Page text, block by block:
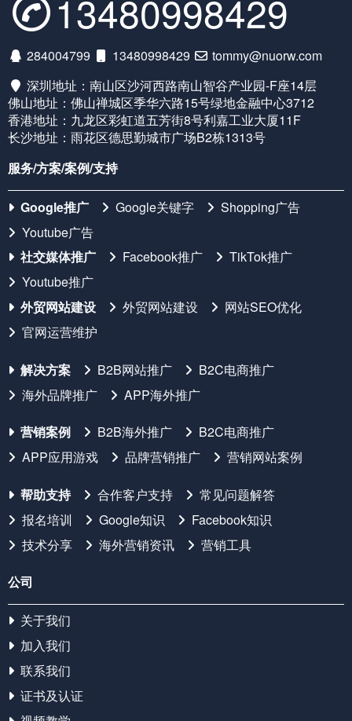
13480998429
284004799 13480998429
tommy@nuorw.com
深圳地址：南山区沙河西路南山智谷产业园-F座14层
佛山地址：佛山禅城区季华六路15号绿地金融中心3712
香港地址：九龙区彩虹道五芳街8号利嘉工业大厦11F
长沙地址：雨花区德思勤城市广场B2栋1313号
服务/方案/案例/支持
Google推广 Google关键字
Shopping广告
Youtube广告
社交媒体推广
Facebook推广
TikTok推广
Youtube推广
外贸网站建设
外贸网站建设
网站SEO优化
官网运营维护
解决方案 B2B网站推广
B2C电商推广
海外品牌推广
APP海外推广
营销案例 B2B海外推广
B2C电商推广
APP应用游戏
品牌营销推广 营销网站案例
帮助支持 合作客户支持
常见问题解答
报名培训
Google知识
Facebook知识
技术分享
海外营销资讯 营销工具
公司
关于我们
加入我们
联系我们
证书及认证